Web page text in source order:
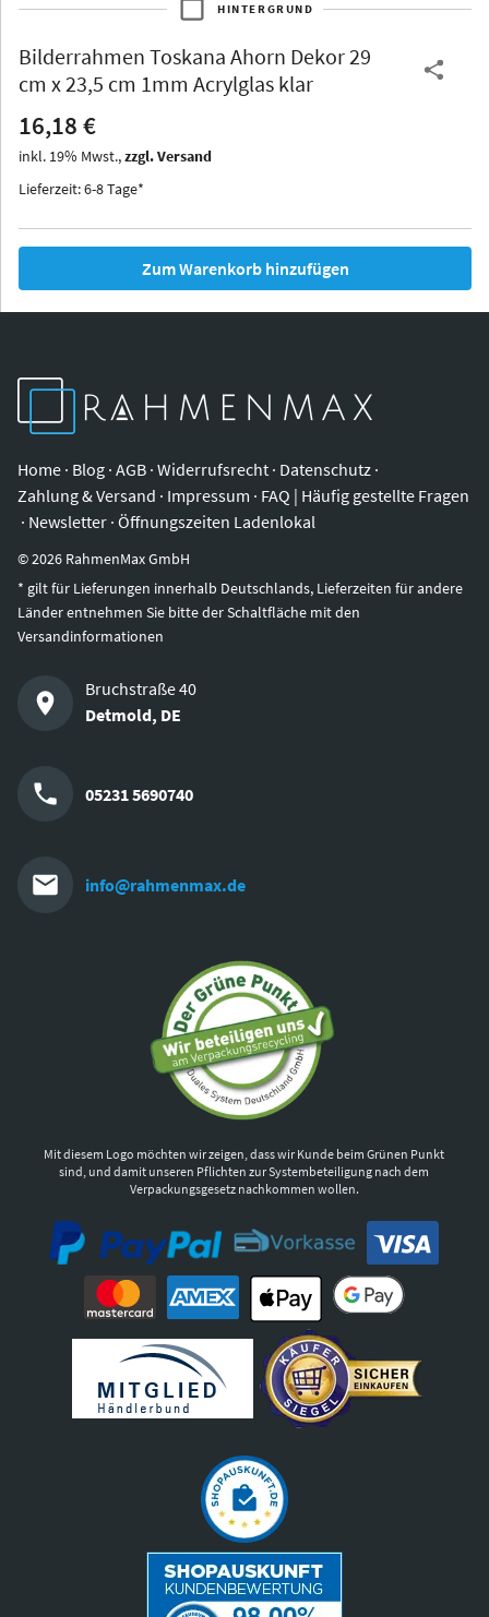
Iowa
HINTERGRUND
Bilderrahmen Toskana Ahorn Dekor 29
cm x 23,5 cm 1mm Acrylglas klar
16,18 €
inkl. 19% Mwst.,zzgl. Versand
Lieferzeit: 6-8 Tage*
Zum Warenkorb hinzufügen
Home · Blog · AGB · Widerrufsrecht · Datenschutz ·
Zahlung & Versand · Impressum · FAQ | Häufig gestellte Fragen
· Newsletter · Öffnungszeiten Ladenlokal
©2026 RahmenMax GmbH
* gilt für Lieferungen innerhalb Deutschlands, Lieferzeiten für andere
Länder entnehmen Sie bitte der Schaltfläche mit den
Versandinformationen
Bruchstraße 40
Detmold, DE
05231 5690740
info@rahmenmax.de
Mit diesem Logo möchten wir zeigen, dass wir Kunde beim Grünen Punkt
sind, und damit unseren Pflichten zur Systembeteiligung nach dem
Verpackungsgesetz nachkommen wollen.